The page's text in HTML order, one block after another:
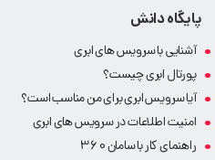
پایگاه دانش
آشنایی با سرویس های ابری
پورتال ابری چیست؟
آیا سرویس ابری برای من مناسب است؟
امنیت اطلاعات در سرویس های ابری
راهنمای کار با سامان 360